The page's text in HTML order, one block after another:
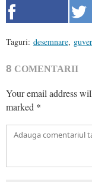
Taguri: desemnare,
8 COMENTARII
Your email address
marked *